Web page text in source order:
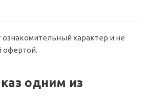
ознакомительный характер и не
офертой.
одним из